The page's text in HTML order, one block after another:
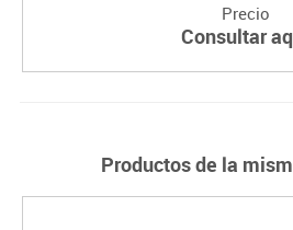
Precio
Consultar
Productos de la